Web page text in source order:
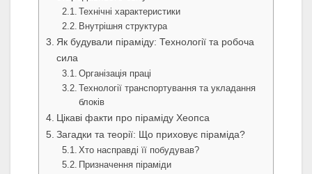
Технічні характеристики
Внутрішня структура
Як будували піраміду: Технології та робоча
сила
Організація праці
Технології транспортування та укладання
блоків
Цікаві факти про піраміду Хеопса
Загадки та теорії: Що приховує піраміда?
Хто насправді її побудував?
Призначення піраміди